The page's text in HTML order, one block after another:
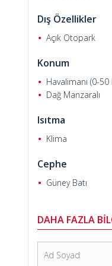
Villa da bulunan
daha geniş bir
oldukça uygundur.
sunmaktadır.
Dış Özellikler
Açık Otopark
Konum
Havalimanı (0-50
Dağ Manzaralı
Isıtma
Klima
Cephe
Güney Batı
DAHA FAZLA